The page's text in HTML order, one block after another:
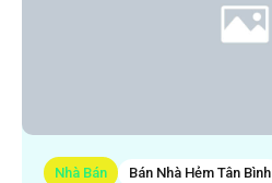
Nhà Bán Bán Nhà Hẻm Tân Bình